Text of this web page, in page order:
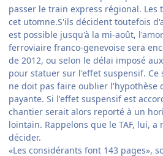
passer le train express régional.
cet utomne.S'ils décident toutefois
est possible jusqu'à la mi-août,
ferroviaire franco-genevoise sera
de 2012, ou selon le délai imposé
pour statuer sur l'effet suspensif. Ce
ne doit pas faire oublier l'hypothèse
payante. Si l'effet suspensif est
chantier serait alors reporté à un
lointain. Rappelons que le TAF, lui,
décider.
«Les considérants font 143 pages»,